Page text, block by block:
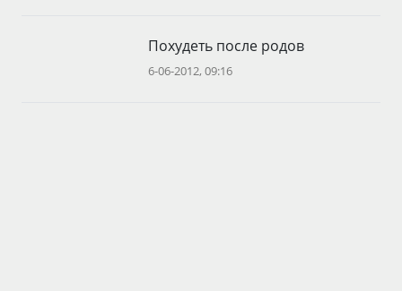
Похудеть после родов
6-06-2012, 09:16